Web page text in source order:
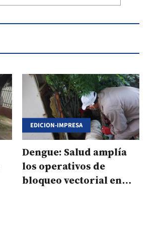
EDICION-IMPRESA
Dengue: Salud amplía
los operativos de
bloqueo vectorial en